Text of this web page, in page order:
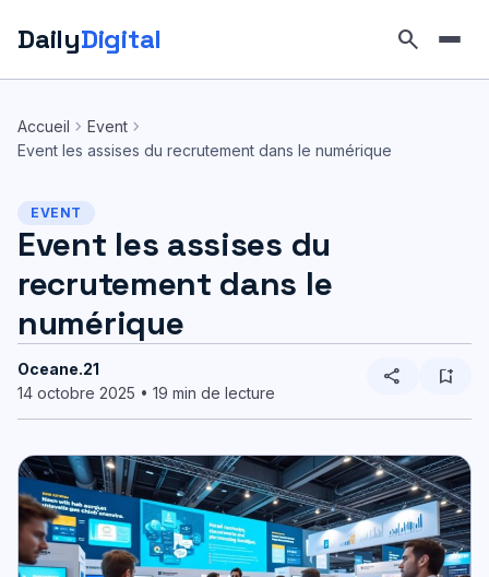
DailyDigital search
contenu
Accueil chevron_right Event chevron_right
Event les assises du recrutement dans le numérique
EVENT
Event les assises du
recrutement dans le
numérique
Oceane.21
14 octobre 2025 • 19 min de lecture
share bookmark_add